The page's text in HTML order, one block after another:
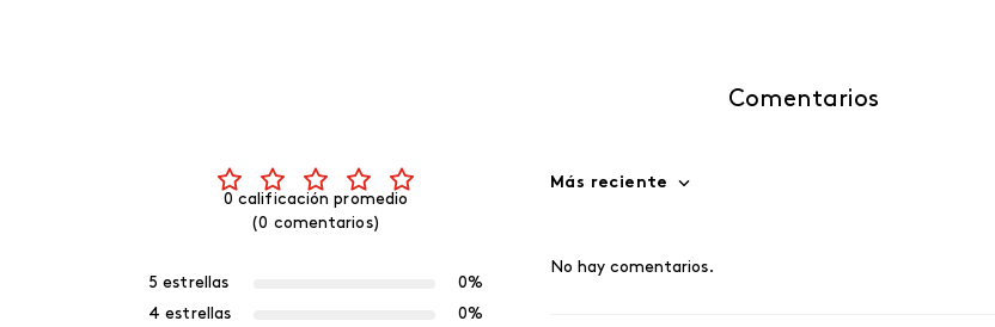
Comentarios
0 calificación promedio
(0 comentarios)
5 estrellas
0%
4 estrellas
0%
Más reciente
No hay comentarios.